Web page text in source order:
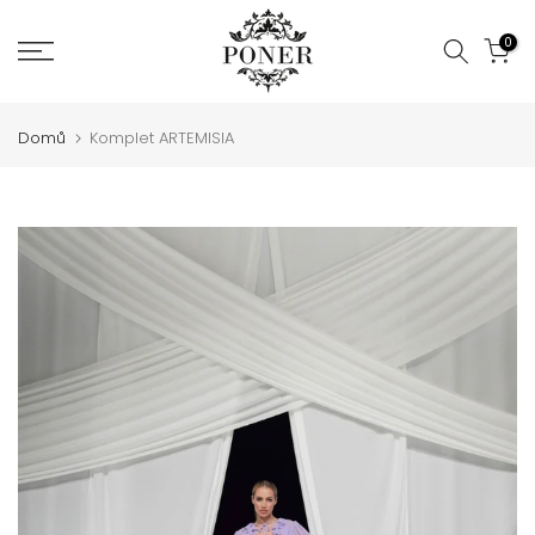
na
0
Domů Komplet ARTEMISIA